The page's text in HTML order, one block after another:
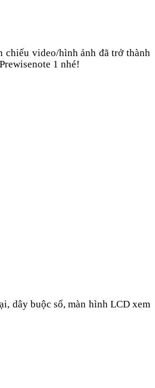
video/hình ảnh đã trở thành
Prewisenote 1 nhé!
dây buộc sổ, màn hình LCD xem